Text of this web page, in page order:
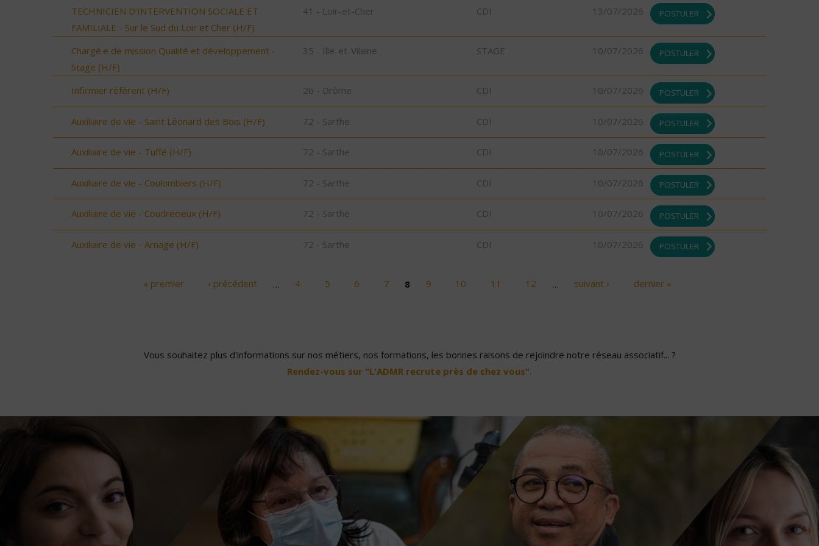
TECHNICIEN D’INTERVENTION SOCIALE ET
FAMILIALE - Sur le Sud du Loir et Cher (H/F)
41 - Loir-et-Cher CDI 13/07/2026 POSTULER
Chargé.e de mission Qualité et développement -
Stage (H/F)
35 - Ille-et-Vilaine STAGE 10/07/2026 POSTULER
Infirmier référent (H/F) 26 - Drôme CDI 10/07/2026 POSTULER
Auxiliaire de vie - Saint Léonard des Bois (H/F) 72 - Sarthe CDI 10/07/2026 POSTULER
Auxiliaire de vie - Tuffé (H/F) 72 - Sarthe CDI 10/07/2026 POSTULER
Auxiliaire de vie - Coulombiers (H/F) 72 - Sarthe CDI 10/07/2026 POSTULER
Auxiliaire de vie - Coudrecieux (H/F) 72 - Sarthe CDI 10/07/2026 POSTULER
Auxiliaire de vie - Arnage (H/F) 72 - Sarthe CDI 10/07/2026 POSTULER
« premier ‹ précédent … 4 5 6 7 8 9 10 11 12 … suivant › dernier »
Vous souhaitez plus d'informations sur nos métiers, nos formations, les bonnes raisons de rejoindre notre réseau associatif... ?
Rendez-vous sur "L'ADMR recrute près de chez vous".